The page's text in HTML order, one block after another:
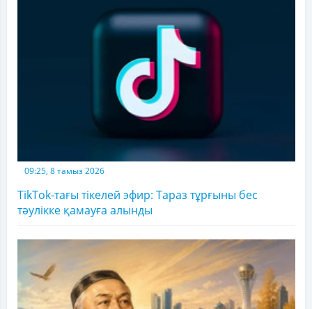
09:25, 8 тамыз 2026
TikTok-тағы тікелей эфир: Тараз тұрғыны бес
тәулікке қамауға алынды